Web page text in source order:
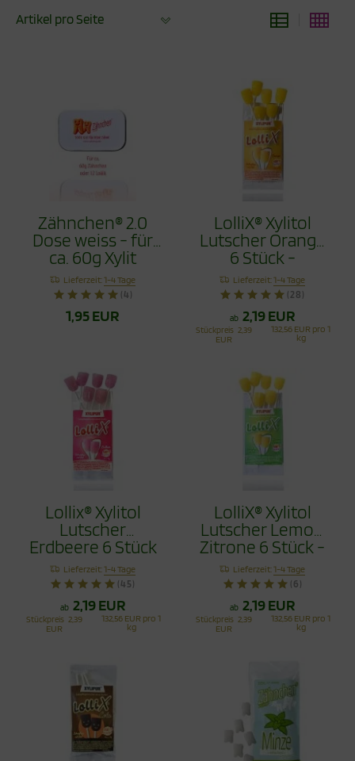
Artikel pro Seite
Zähnchen® 2.0
Dose weiss - für
ca. 60g Xylit
Zähnchen
Lieferzeit:1-4 Tage
(4)
1,95 EUR
LolliX® Xylitol
Lutscher Orange
6 Stück -
Zahnpflege mit
Stil
Lieferzeit:1-4 Tage
(28)
ab 2,19 EUR
Stückpreis 2,39
EUR
132,56 EUR pro 1
kg
Lollix® Xylitol
Lutscher
Erdbeere 6 Stück
- Zahnpflege mit
Stil
Lieferzeit:1-4 Tage
(45)
ab 2,19 EUR
Stückpreis 2,39
EUR
132,56 EUR pro 1
kg
LolliX® Xylitol
Lutscher Lemon
Zitrone 6 Stück -
Zahnpflege mit
Stil
Lieferzeit:1-4 Tage
(6)
ab 2,19 EUR
Stückpreis 2,39
EUR
132,56 EUR pro 1
kg